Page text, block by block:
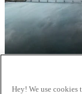
Design norvegese
Hey! We use cookies